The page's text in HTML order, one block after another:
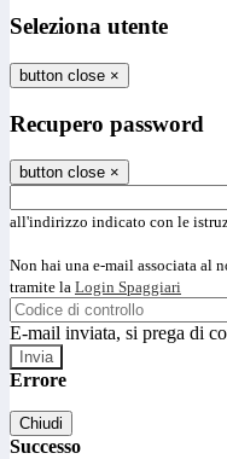
Seleziona utente
button close ×
Recupero password
button close ×
all'indirizzo indicato con le
Non hai una e-mail associata al
tramite la Login Spaggiari
E-mail inviata, si prega di
Errore
Chiudi
Successo